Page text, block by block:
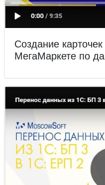
Создание
МегаМаркете по